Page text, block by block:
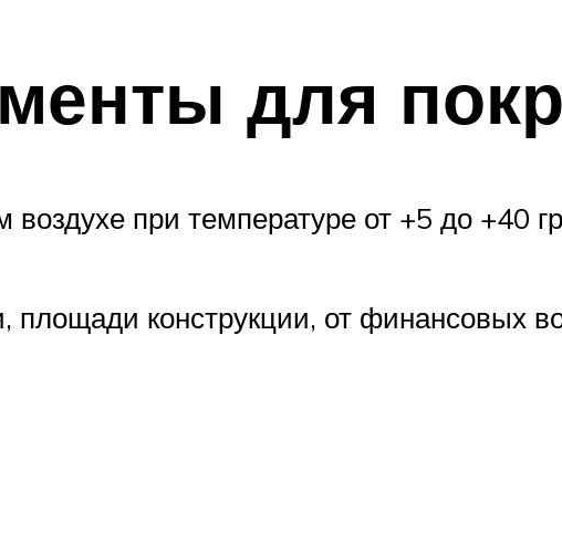
для
при температуре от +5 до +40
площади конструкции, от финансовых